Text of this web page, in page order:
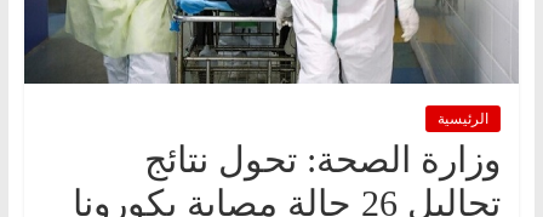
الرئيسية
وزارة الصحة: تحول نتائج
تحاليل 26 حالة مصابة بكورونا